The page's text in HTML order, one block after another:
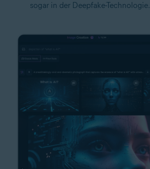
sogar in der Deepfake-Technologie.